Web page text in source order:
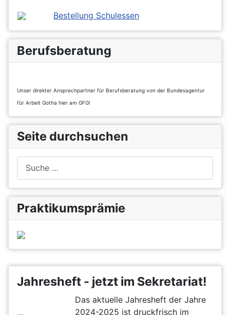
Jahresheft - jetzt im Sekretariat!
Das aktuelle Jahresheft der Jahre
2024-2025 ist druckfrisch im
Bestellung Schulessen
Berufsberatung
Unser direkter Ansprechpartner für Berufsberatung von der Bundesagentur
für Arbeit Gotha hier am GFG!
Seite durchsuchen
Praktikumsprämie